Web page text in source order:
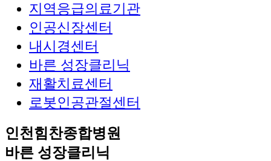
지역응급의료기관
인공신장센터
내시경센터
바른 성장클리닉
재활치료센터
로봇인공관절센터
인천힘찬종합병원
바른 성장클리닉